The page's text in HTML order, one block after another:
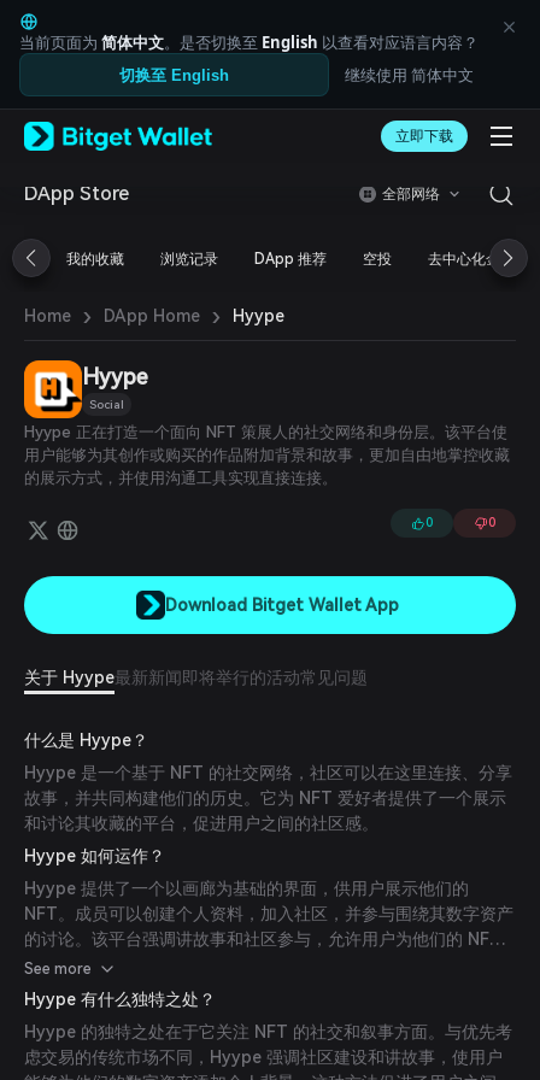
English
日本語
Tiếng Việt
Русский
Español (Latinoamérica)
Türkçe
Français
简体中文
繁體中文
Bahasa Indonesia
ภาษาไทย
العربية
বাংলা
Español
Português (Brasil)
Español (Argentina)
当前页面为 简体中文。是否切换至 English 以查看对应语言内容？
切换至 English 继续使用 简体中文
立即下载
DApp Store 全部网络
我的收藏 浏览记录 DApp 推荐 空投 去中心化金融
Home › DApp Home › Hyype
Hyype
Social
Hyype 正在打造一个面向 NFT 策展人的社交网络和身份层。该平台使
用户能够为其创作或购买的作品附加背景和故事，更加自由地掌控收藏
的展示方式，并使用沟通工具实现直接连接。
0 0
Download Bitget Wallet App
关于 Hyype最新新闻即将举行的活动常见问题
什么是 Hyype？
Hyype 是一个基于 NFT 的社交网络，社区可以在这里连接、分享
故事，并共同构建他们的历史。它为 NFT 爱好者提供了一个展示
和讨论其收藏的平台，促进用户之间的社区感。
Hyype 如何运作？
Hyype 提供了一个以画廊为基础的界面，供用户展示他们的
NFT。成员可以创建个人资料，加入社区，并参与围绕其数字资产
的讨论。该平台强调讲故事和社区参与，允许用户为他们的 NFT
添加叙述，并通过评论和协作与其他用户互动。
See more
Hyype 有什么独特之处？
Hyype 的独特之处在于它关注 NFT 的社交和叙事方面。与优先考
虑交易的传统市场不同，Hyype 强调社区建设和讲故事，使用户